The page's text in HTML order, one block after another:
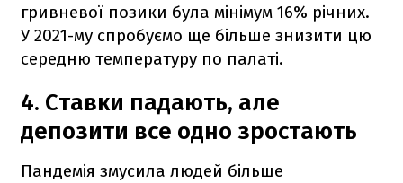
гривневої позики була мінімум 16% річних.
У 2021-му спробуємо ще більше знизити цю
середню температуру по палаті.
4. Ставки падають, але
депозити все одно зростають
Пандемія змусила людей більше